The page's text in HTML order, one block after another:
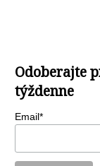
Odoberajte
týždenne
Email*